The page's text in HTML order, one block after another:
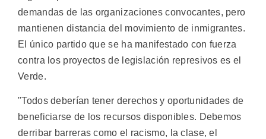
demandas de las organizaciones convocantes, pero
mantienen distancia del movimiento de inmigrantes.
El único partido que se ha manifestado con fuerza
contra los proyectos de legislación represivos es el
Verde.
"Todos deberían tener derechos y oportunidades de
beneficiarse de los recursos disponibles. Debemos
derribar barreras como el racismo, la clase, el